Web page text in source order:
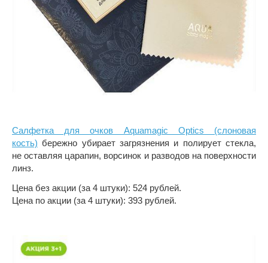
Салфетка для очков Aquamagic Optics (слоновая
кость) бережно убирает загрязнения и полирует стекла,
не оставляя царапин, ворсинок и разводов на поверхности
линз.
Цена без акции (за 4 штуки): 524 рублей.
Цена по акции (за 4 штуки): 393 рублей.